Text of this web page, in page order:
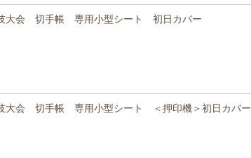
大会 切手帳 専用小型シート 初日カバー
大会 切手帳 専用小型シート ＜押印機＞初日カバー